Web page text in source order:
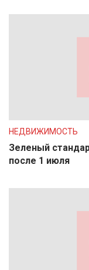
НЕДВИЖИМОСТЬ
Зеленый
после 1 июля